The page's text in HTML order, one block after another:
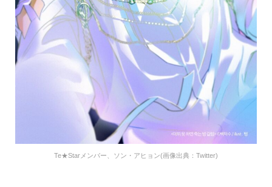
Te★Starメンバー、ソン・アヒョン(画像出典：Twitter)